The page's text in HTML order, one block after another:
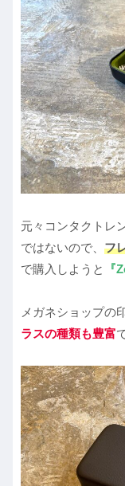
元々コンタクトレ
ではないので、 フ
で購入しようと
『
メガネショップの
ラスの種類も豊富